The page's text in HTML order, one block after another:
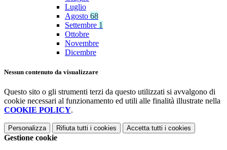
Luglio
Agosto 68
Settembre 1
Ottobre
Novembre
Dicembre
Nessun contenuto da visualizzare
Questo sito o gli strumenti terzi da questo utilizzati si avvalgono di
cookie necessari al funzionamento ed utili alle finalità illustrate nella
COOKIE POLICY.
Personalizza Rifiuta tutti i cookies Accetta tutti i cookies
Gestione cookie